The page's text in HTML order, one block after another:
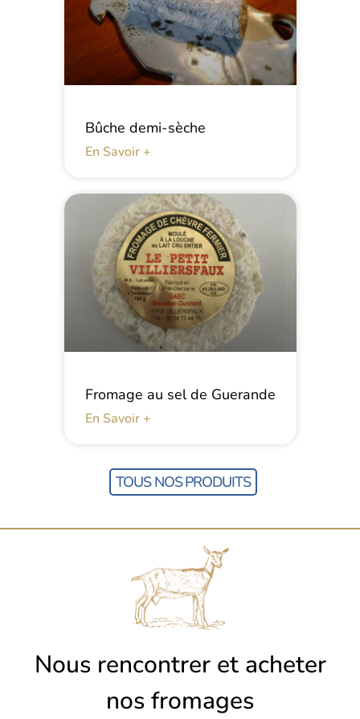
Bûche demi-sèche
En Savoir +
Fromage au sel de Guerande
En Savoir +
TOUS NOS PRODUITS
Nous rencontrer et acheter
nos fromages